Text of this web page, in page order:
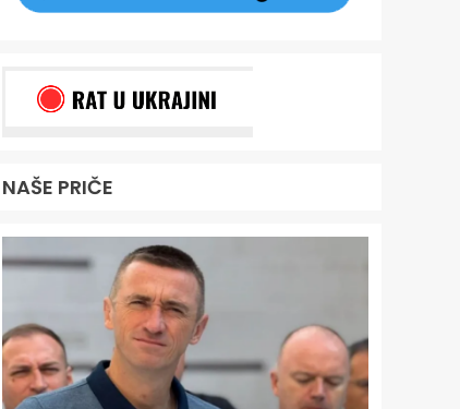
NAŠE PRIČE